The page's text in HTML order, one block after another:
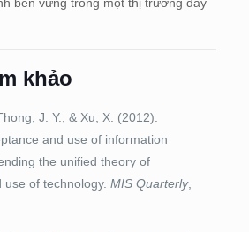
khảo
J. Y., & Xu, X. (2012).
and use of information
the unified theory of
of technology. MIS Quarterly,